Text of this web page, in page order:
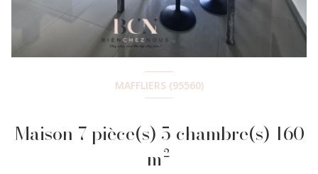
MAFFLIERS (95560)
Maison 7 pièce(s) 5 chambre(s) 160
m²